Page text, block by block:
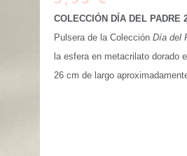
COLECCIÓN DÍA DEL PADRE
Pulsera de la Colección Día del
la esfera en metacrilato dorado
26 cm de largo